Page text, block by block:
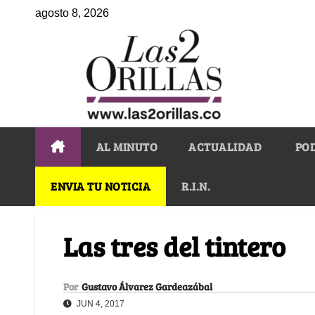
agosto 8, 2026
AL MINUTO ACTUALIDAD
ENVIA TU NOTICIA R.I.N.
Las tres del tintero
Por Gustavo Álvarez Gardeazábal
JUN 4, 2017